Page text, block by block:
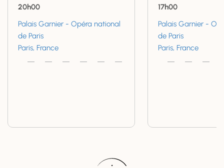
20h00
Palais Garnier - Opéra national
de Paris
Paris, France
17h00
Palais Garnier -
de Paris
Paris, France